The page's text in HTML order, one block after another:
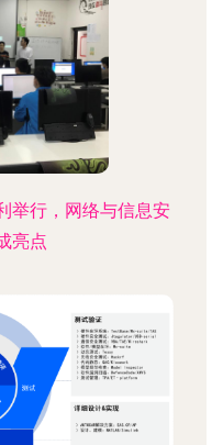
举行，网络与信息安
亮点